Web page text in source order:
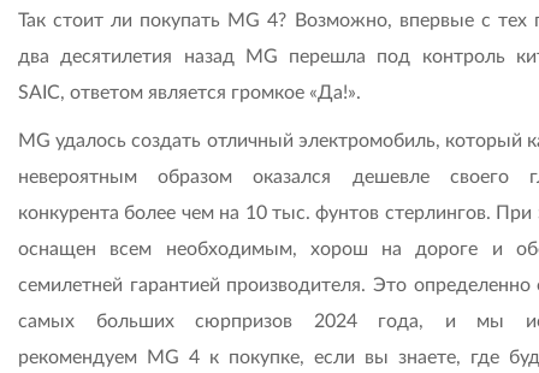
Так стоит ли покупать MG 4? Возможно, впервые с тех
два десятилетия назад MG перешла под контроль
SAIC, ответом является громкое «Да!».
MG удалось создать отличный электромобиль, который
невероятным образом оказался дешевле своего
конкурента более чем на 10 тыс. фунтов стерлингов. При
оснащен всем необходимым, хорош на дороге и
семилетней гарантией производителя. Это определенно
самых больших сюрпризов 2024 года, и мы
рекомендуем MG 4 к покупке, если вы знаете, где